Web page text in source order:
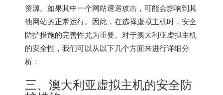
资源。如果其中一个网站遭遇攻击，可能会影响到其
他网站的正常运行。因此，在选择虚拟主机时，安全
防护措施的完善性尤为重要。对于澳大利亚虚拟主机
的安全性，我们可以从以下几个方面来进行详细分
析：
三、 澳大利亚虚拟主机的安全防